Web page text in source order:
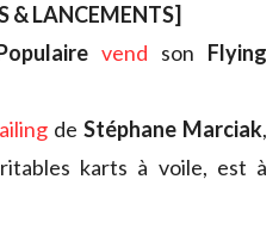
& LANCEMENTS]
vend son Flying
de Stéphane Marciak,
karts à voile, est à